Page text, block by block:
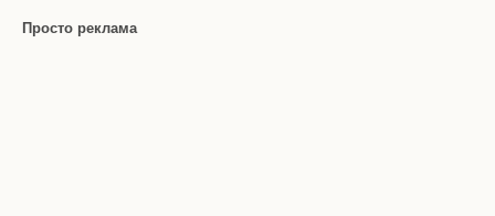
Просто реклама